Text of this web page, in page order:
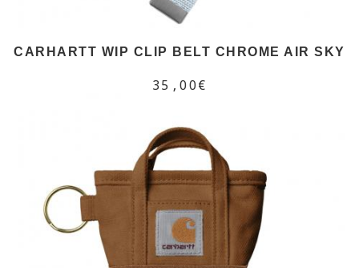
CARHARTT WIP CLIP BELT CHROME AIR SKY
35,00€